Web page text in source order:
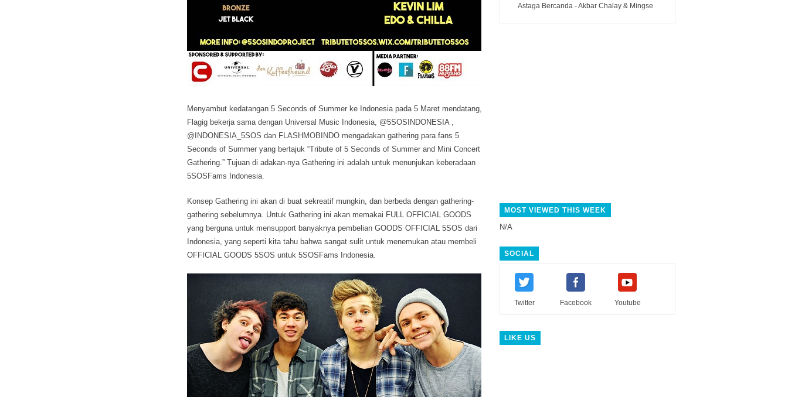
Menyambut kedatangan 5 Seconds of Summer ke Indonesia pada 5 Maret mendatang,
Flagig bekerja sama dengan Universal Music Indonesia, @5SOSINDONESIA ,
@INDONESIA_5SOS dan FLASHMOBINDO mengadakan gathering para fans 5
Seconds of Summer yang bertajuk “Tribute of 5 Seconds of Summer and Mini Concert
Gathering.” Tujuan di adakan-nya Gathering ini adalah untuk menunjukan keberadaan
5SOSFams Indonesia.
Konsep Gathering ini akan di buat sekreatif mungkin, dan berbeda dengan gathering-
gathering sebelumnya. Untuk Gathering ini akan memakai FULL OFFICIAL GOODS
yang berguna untuk mensupport banyaknya pembelian GOODS OFFICIAL 5SOS dari
Indonesia, yang seperti kita tahu bahwa sangat sulit untuk menemukan atau membeli
OFFICIAL GOODS 5SOS untuk 5SOSFams Indonesia.
Astaga Bercanda - Akbar Chalay & Mingse
MOST VIEWED THIS WEEK
N/A
SOCIAL
Twitter Facebook Youtube
LIKE US